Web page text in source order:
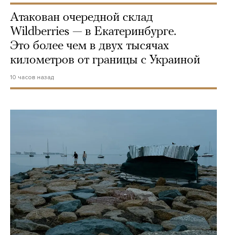
Атакован очередной склад
Wildberries — в Екатеринбурге.
Это более чем в двух тысячах
километров от границы с Украиной
10 часов назад